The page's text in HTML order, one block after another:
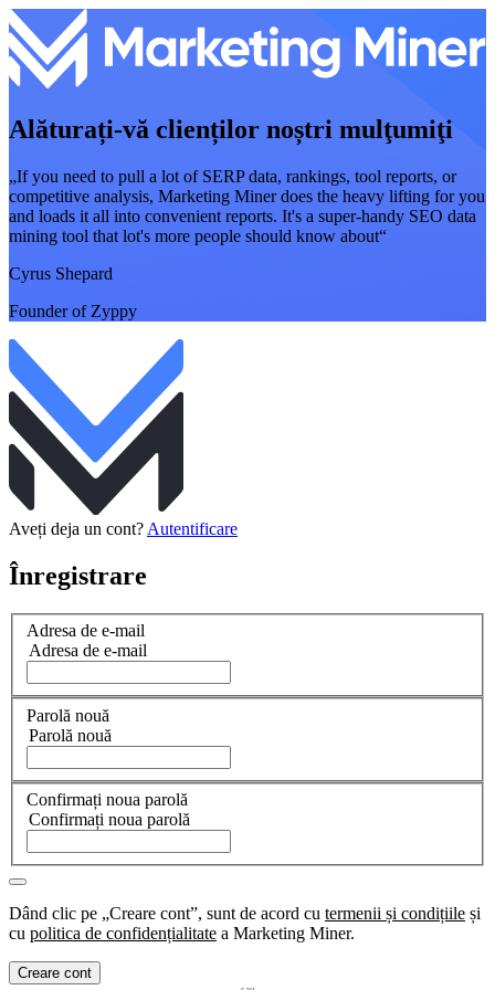
Alăturați-vă clienților noștri mulţumiţi
„If you need to pull a lot of SERP data, rankings, tool reports, or
competitive analysis, Marketing Miner does the heavy lifting for you
and loads it all into convenient reports. It's a super-handy SEO data
mining tool that lot's more people should know about“
Cyrus Shepard
Founder of Zyppy
Aveți deja un cont? Autentificare
Înregistrare
Adresa de e-mail
Adresa de e-mail
Parolă nouă
Parolă nouă
Confirmați noua parolă
Confirmați noua parolă
Dând clic pe „Creare cont”, sunt de acord cu termenii și condițiile și
cu politica de confidențialitate a Marketing Miner.
Creare cont